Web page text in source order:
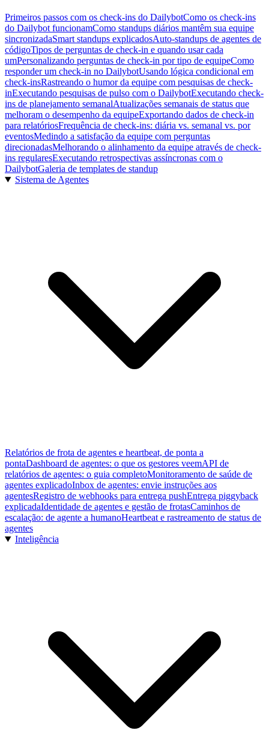
Primeiros passos com os check-ins do DailybotComo os check-ins
do Dailybot funcionamComo standups diários mantêm sua equipe
sincronizadaSmart standups explicadosAuto-standups de agentes de
códigoTipos de perguntas de check-in e quando usar cada
umPersonalizando perguntas de check-in por tipo de equipeComo
responder um check-in no DailybotUsando lógica condicional em
check-insRastreando o humor da equipe com pesquisas de check-
inExecutando pesquisas de pulso com o DailybotExecutando check-
ins de planejamento semanalAtualizações semanais de status que
melhoram o desempenho da equipeExportando dados de check-in
para relatóriosFrequência de check-ins: diária vs. semanal vs. por
eventosMedindo a satisfação da equipe com perguntas
direcionadasMelhorando o alinhamento da equipe através de check-
ins regularesExecutando retrospectivas assíncronas com o
DailybotGaleria de templates de standup
Sistema de Agentes
Relatórios de frota de agentes e heartbeat, de ponta a
pontaDashboard de agentes: o que os gestores veemAPI de
relatórios de agentes: o guia completoMonitoramento de saúde de
agentes explicadoInbox de agentes: envie instruções aos
agentesRegistro de webhooks para entrega pushEntrega piggyback
explicadaIdentidade de agentes e gestão de frotasCaminhos de
escalação: de agente a humanoHeartbeat e rastreamento de status de
agentes
Inteligência